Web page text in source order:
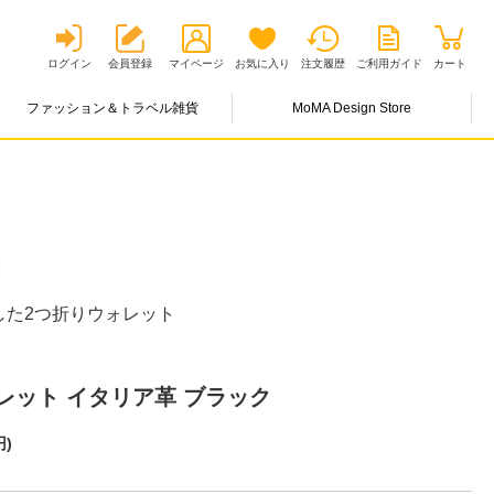
ログイン 会員登録 マイページ お気に入り 注文履歴 ご利用ガイド カート
ファッション＆トラベル雑貨 MoMA Design Store
2つ折りウォレット
ット イタリア革 ブラック
)